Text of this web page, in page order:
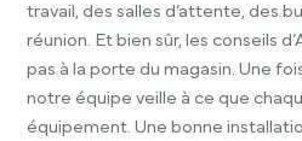
travail, des salles d’attente, des
réunion. Et bien sûr, les conseils
pas à la porte du magasin. Une
notre équipe veille à ce que
équipement. Une bonne